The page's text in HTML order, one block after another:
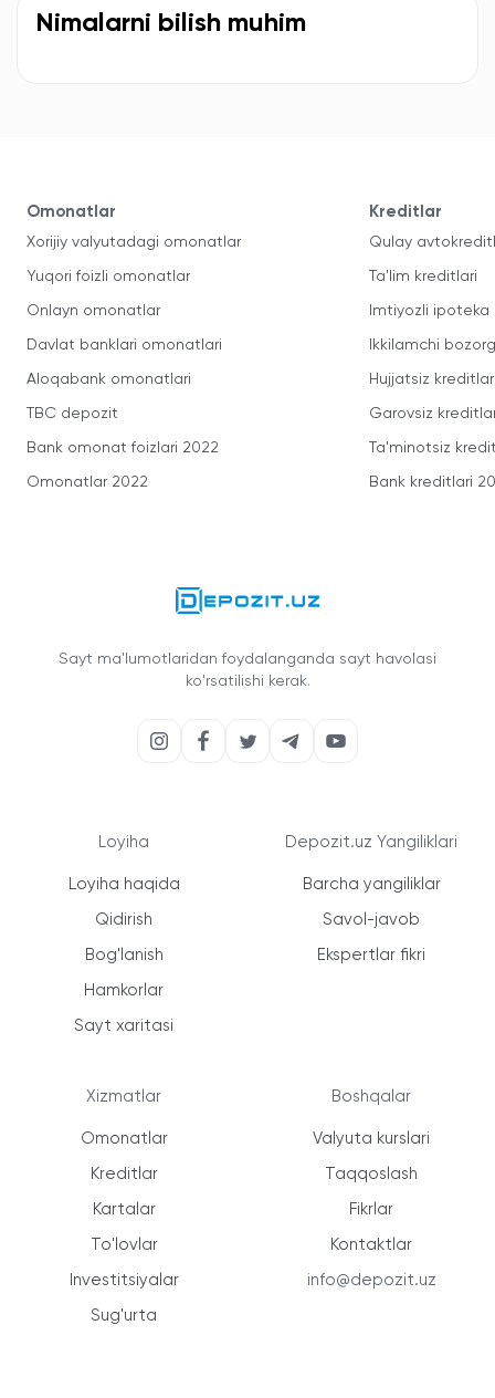
Nimalarni bilish muhim
Omonatlar
Xorijiy valyutadagi omonatlar
Yuqori foizli omonatlar
Onlayn omonatlar
Davlat banklari omonatlari
Aloqabank omonatlari
TBC depozit
Bank omonat foizlari 2022
Omonatlar 2022
Kreditlar
Qulay
Ta'lim kreditlari
Imtiyozli ipoteka
Ikkilamchi
Hujjatsiz kreditlar
Garovsiz
Ta'minotsiz
Bank kreditlari
Sayt ma'lumotlaridan foydalanganda sayt havolasi
ko'rsatilishi kerak.
Loyiha
Loyiha haqida
Qidirish
Bog'lanish
Hamkorlar
Sayt xaritasi
Xizmatlar
Omonatlar
Kreditlar
Kartalar
To'lovlar
Investitsiyalar
Sug'urta
Depozit.uz Yangiliklari
Barcha yangiliklar
Savol-javob
Ekspertlar fikri
Boshqalar
Valyuta kurslari
Taqqoslash
Fikrlar
Kontaktlar
info@depozit.uz